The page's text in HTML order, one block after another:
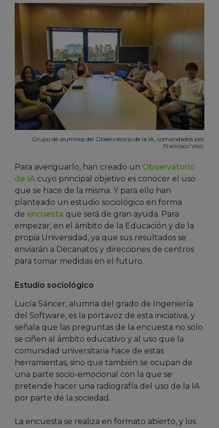
Grupo de alumnos del Observatorio de la IA, comandados por
Francisco Vico.
Para averiguarlo, han creado un Observatorio
de IA cuyo principal objetivo es conocer el uso
que se hace de la misma. Y para ello han
planteado un estudio sociológico en forma
de encuesta que será de gran ayuda. Para
empezar, en el ámbito de la Educación y de la
propia Universidad, ya que sus resultados se
enviarán a Decanatos y direcciones de centros
para tomar medidas en el futuro.
Estudio sociológico
Lucía Sáncer, alumna del grado de Ingeniería
del Software, es la portavoz de esta iniciativa, y
señala que las preguntas de la encuesta no solo
se ciñen al ámbito educativo y al uso que la
comunidad universitaria hace de estas
herramientas, sino que también se ocupan de
una parte socio-emocional con la que se
pretende hacer una radiografía del uso de la IA
por parte de la sociedad.
La encuesta se realiza en formato abierto, y los